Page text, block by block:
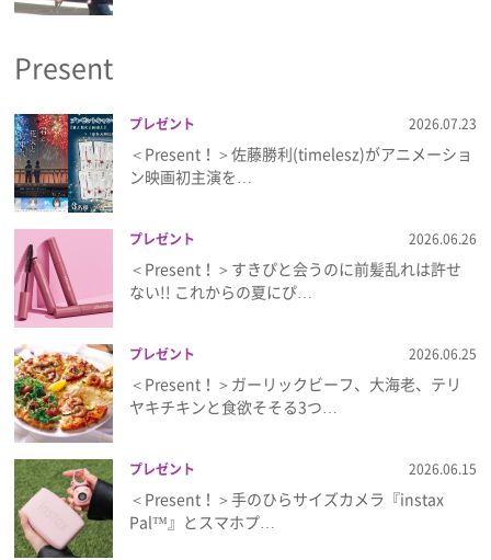
Present
プレゼント 2026.07.23
＜Present！＞佐藤勝利(timelesz)がアニメーショ
ン映画初主演を…
プレゼント 2026.06.26
＜Present！＞すきぴと会うのに前髪乱れは許せ
ない!! これからの夏にぴ…
プレゼント 2026.06.25
＜Present！＞ガーリックビーフ、大海老、テリ
ヤキチキンと食欲そそる3つ…
プレゼント 2026.06.15
＜Present！＞手のひらサイズカメラ『instax
Pal™』とスマホプ…